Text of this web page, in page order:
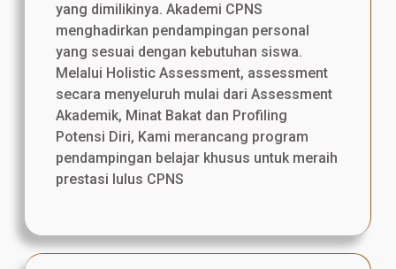
yang dimilikinya. Akademi CPNS
menghadirkan pendampingan personal
yang sesuai dengan kebutuhan siswa.
Melalui Holistic Assessment, assessment
secara menyeluruh mulai dari Assessment
Akademik, Minat Bakat dan Profiling
Potensi Diri, Kami merancang program
pendampingan belajar khusus untuk meraih
prestasi lulus CPNS